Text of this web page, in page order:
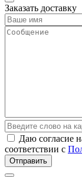
Заказать доставку
Даю согласие
соответствии с
Отправить